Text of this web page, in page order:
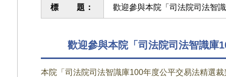
標 題： 歡迎參與本院「司法院司法智
歡迎參與本院「司法院司法智識庫
本院「司法院司法智識庫100年度公平交易法精選